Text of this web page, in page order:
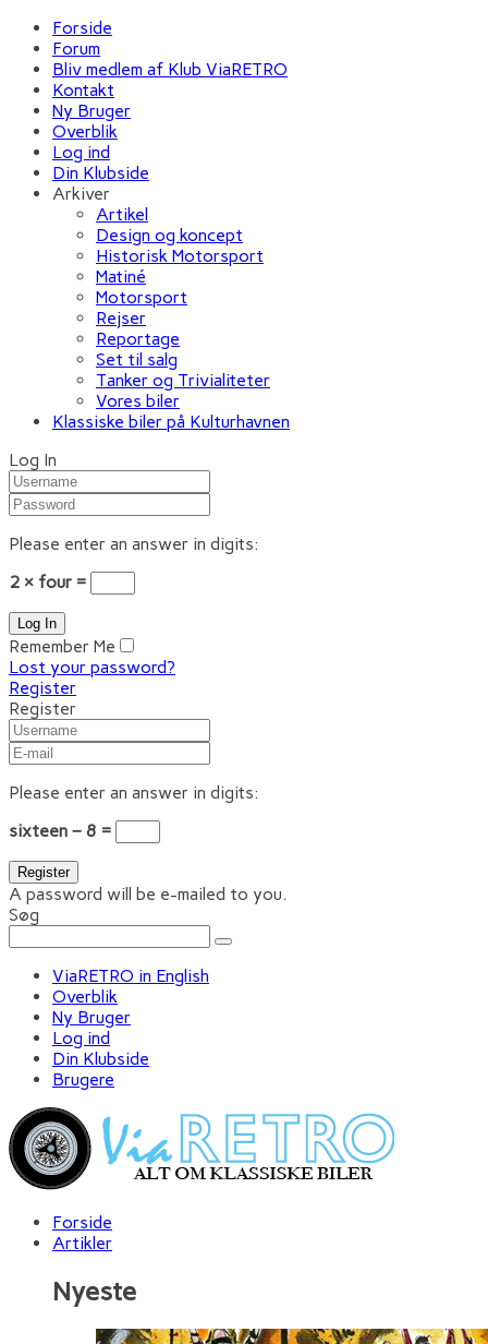
Forside
Forum
Bliv medlem af Klub ViaRETRO
Kontakt
Ny Bruger
Overblik
Log ind
Din Klubside
Arkiver
Artikel
Design og koncept
Historisk Motorsport
Matiné
Motorsport
Rejser
Reportage
Set til salg
Tanker og Trivialiteter
Vores biler
Klassiske biler på Kulturhavnen
Log In
Please enter an answer in digits:
2 × four =
Remember Me
Lost your password?
Register
Register
Please enter an answer in digits:
sixteen − 8 =
A password will be e-mailed to you.
Søg
ViaRETRO in English
Overblik
Ny Bruger
Log ind
Din Klubside
Brugere
Forside
Artikler
Nyeste